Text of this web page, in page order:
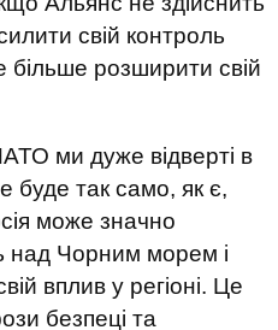
свій контроль
розширити свій
ми дуже відверті в
буде так само, як є,
може значно
над Чорним морем і
вплив у регіоні. Це
безпеці та